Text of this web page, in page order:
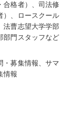
合格者）、司法修
）、ロースクール
法曹志望大学学部
部門スタッフなど
・募集情報、サマ
情報